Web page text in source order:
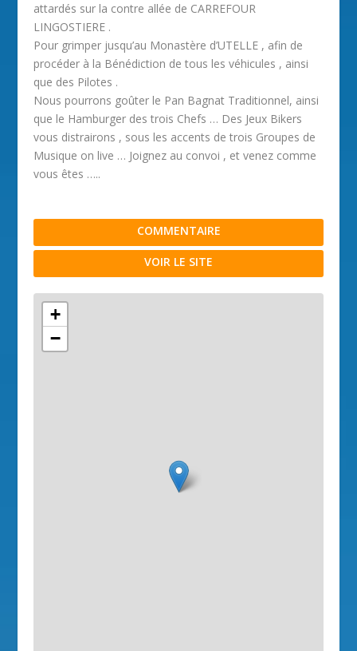
attardés sur la contre allée de CARREFOUR
LINGOSTIERE .
Pour grimper jusqu’au Monastère d’UTELLE , afin de
procéder à la Bénédiction de tous les véhicules , ainsi
que des Pilotes .
Nous pourrons goûter le Pan Bagnat Traditionnel, ainsi
que le Hamburger des trois Chefs … Des Jeux Bikers
vous distrairons , sous les accents de trois Groupes de
Musique on live … Joignez au convoi , et venez comme
vous êtes …..
COMMENTAIRE
VOIR LE SITE
+
−